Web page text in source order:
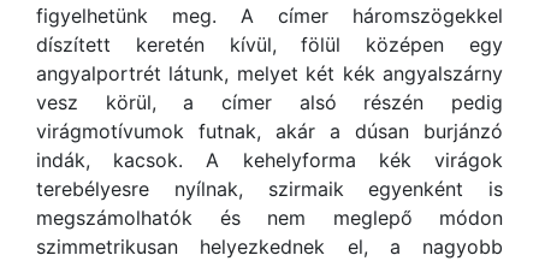
figyelhetünk meg. A címer háromszögekkel
díszített keretén kívül, fölül középen egy
angyalportrét látunk, melyet két kék angyalszárny
vesz körül, a címer alsó részén pedig
virágmotívumok futnak, akár a dúsan burjánzó
indák, kacsok. A kehelyforma kék virágok
terebélyesre nyílnak, szirmaik egyenként is
megszámolhatók és nem meglepő módon
szimmetrikusan helyezkednek el, a nagyobb